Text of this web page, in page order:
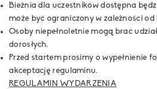
Bieżnia dla uczestników dostępna
może być ograniczony w zależności od
Osoby niepełnoletnie mogą brać
dorosłych.
Przed startem prosimy o wypełnienie
akceptację regulaminu.
REGULAMIN WYDARZENIA